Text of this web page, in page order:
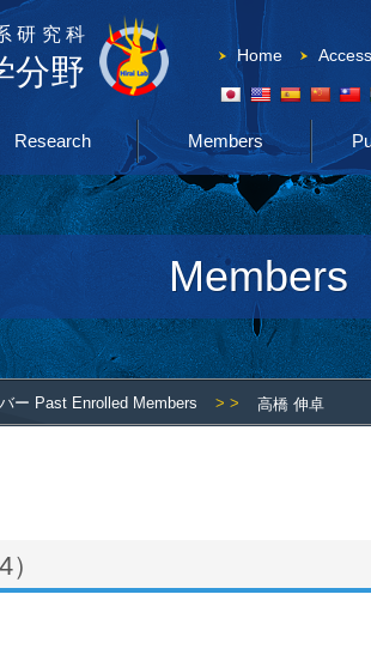
研究科
分野 Home Access
Research Members
Members
ー Past Enrolled Members > > 高橋 伸卓